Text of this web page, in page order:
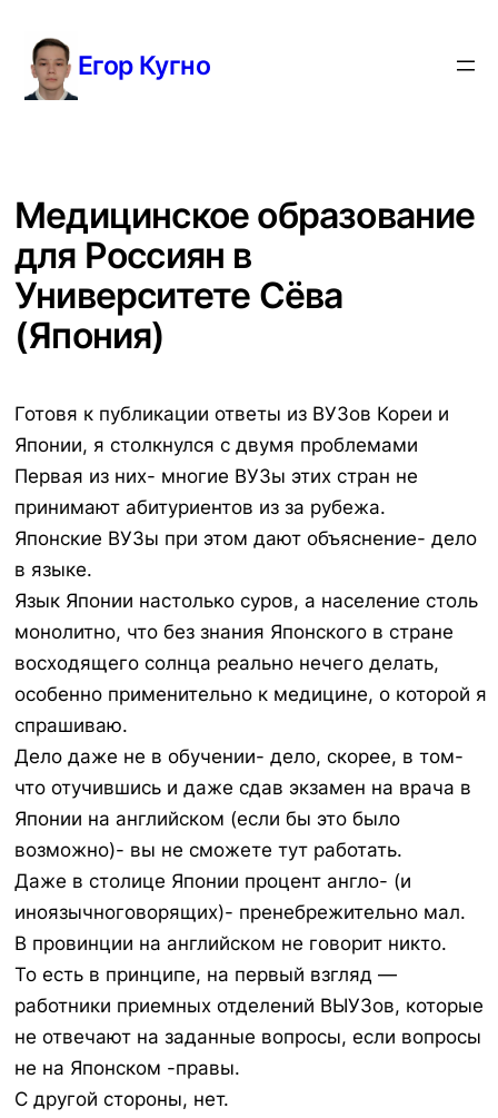
содержимому
Егор Кугно
Медицинское образование
для Россиян в
Университете Сёва
(Япония)
Готовя к публикации ответы из ВУЗов Кореи и
Японии, я столкнулся с двумя проблемами
Первая из них- многие ВУЗы этих стран не
принимают абитуриентов из за рубежа.
Японские ВУЗы при этом дают объяснение- дело
в языке.
Язык Японии настолько суров, а население столь
монолитно, что без знания Японского в стране
восходящего солнца реально нечего делать,
особенно применительно к медицине, о которой я
спрашиваю.
Дело даже не в обучении- дело, скорее, в том-
что отучившись и даже сдав экзамен на врача в
Японии на английском (если бы это было
возможно)- вы не сможете тут работать.
Даже в столице Японии процент англо- (и
иноязычноговорящих)- пренебрежительно мал.
В провинции на английском не говорит никто.
То есть в принципе, на первый взгляд —
работники приемных отделений ВЫУЗов, которые
не отвечают на заданные вопросы, если вопросы
не на Японском -правы.
С другой стороны, нет.